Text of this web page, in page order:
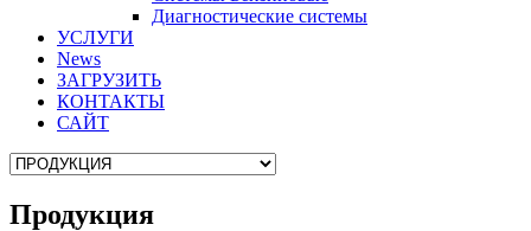
Диагностические системы
УСЛУГИ
News
ЗАГРУЗИТЬ
КОНТАКТЫ
САЙТ
Продукция